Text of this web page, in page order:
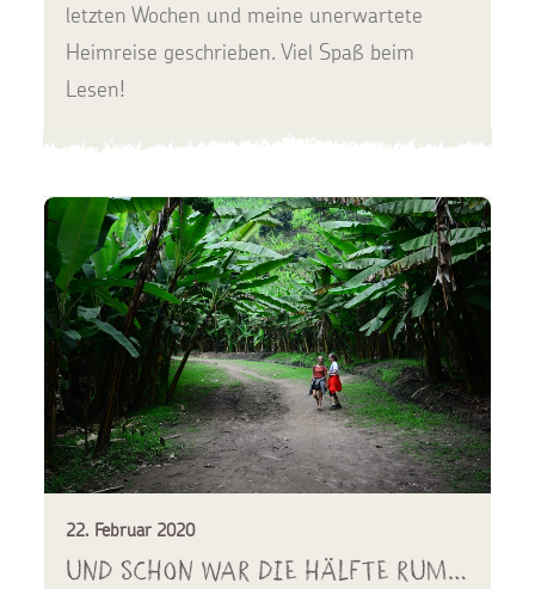
letzten Wochen und meine unerwartete
Heimreise geschrieben. Viel Spaß beim
Lesen!
22. Februar 2020
Und schon war die Hälfte rum…